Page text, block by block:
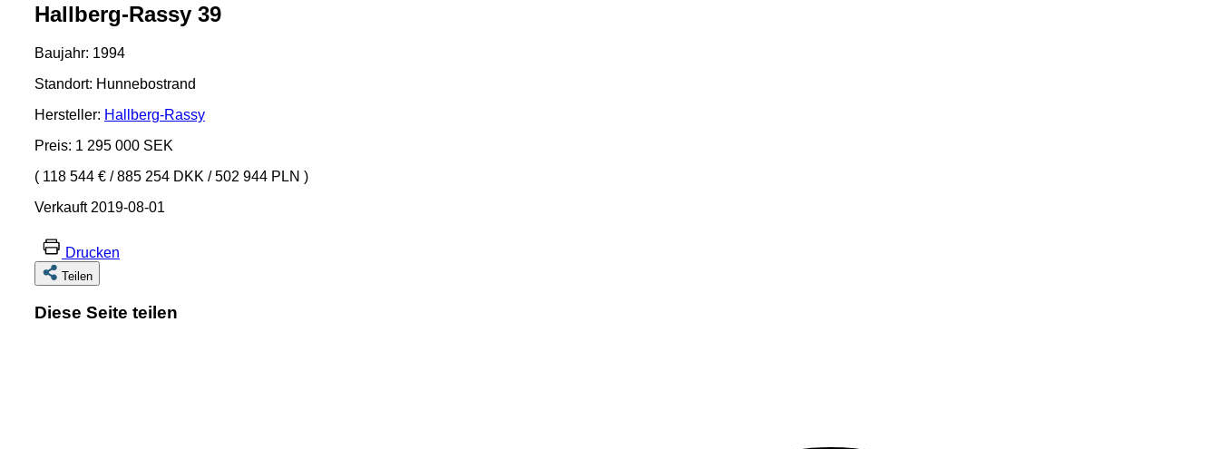
Hallberg-Rassy 39
Baujahr: 1994
Standort: Hunnebostrand
Hersteller: Hallberg-Rassy
Preis: 1 295 000 SEK
( 118 544 € /885 254 DKK /502 944 PLN )
Verkauft 2019-08-01
Drucken
Teilen
Diese Seite teilen